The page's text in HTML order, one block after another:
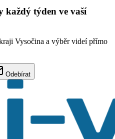
každý týden ve vaší
Vysočina a výběr videí přímo
Odebírat